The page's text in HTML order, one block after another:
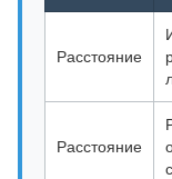
Расстояние
Расстояние